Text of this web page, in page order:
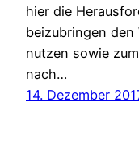
hier die
beizubringen
nutzen sowie
nach…
14. Dezember